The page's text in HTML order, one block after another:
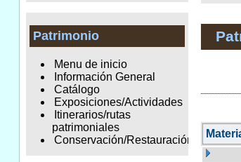
Patrimonio
Menu de inicio
Información General
Catálogo
Exposiciones/Actividades
Itinerarios/rutas
patrimoniales
Conservación/Restauración